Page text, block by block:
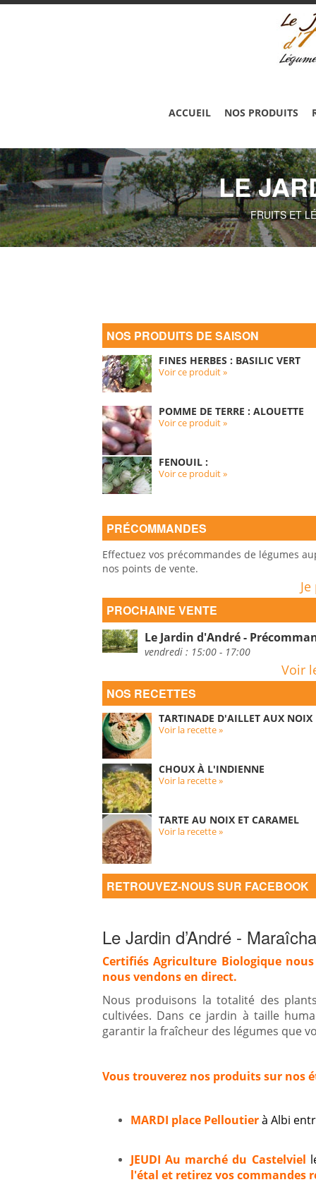
ACCUEIL NOS PRODUITS
LE
FRUITS ET
NOS PRODUITS DE SAISON
FINES HERBES : BASILIC VERT
Voir ce produit »
POMME DE TERRE : ALOUETTE
Voir ce produit »
FENOUIL :
Voir ce produit »
PRÉCOMMANDES
Effectuez vos précommandes de légumes
nos points de vente.
PROCHAINE VENTE
Le Jardin d'André -
vendredi : 15:00 - 17:00
Voir
NOS RECETTES
TARTINADE D'AILLET AUX NOIX
Voir la recette »
CHOUX À L'INDIENNE
Voir la recette »
TARTE AU NOIX ET CARAMEL
Voir la recette »
RETROUVEZ-NOUS SUR FACEBOOK
Le Jardin d’André -
Certifiés Agriculture Biologique
nous vendons en direct.
Nous produisons la totalité des
cultivées. Dans ce jardin à taille
garantir la fraîcheur des légumes que
Vous trouverez nos produits sur nos
MARDI place Pelloutierà Albi
JEUDI Au marché du Castelviel
l'étal et retirez vos commandes